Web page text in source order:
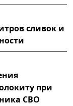
сливок и
при
СВО